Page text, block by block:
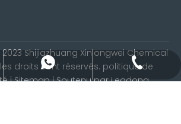
admin@sjzxlwhg.com
+86-18132062210
+86-311-87580601
2023 Shijiazhuang Xinlongwei Chemical
les droits sont réservés. politique de
|Sitemap| Soutenu parLeadong